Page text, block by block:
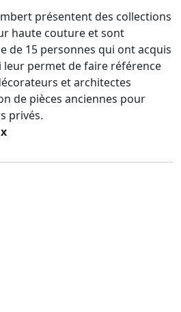
présentent des collections
haute couture et sont
de 15 personnes qui ont acquis
permet de faire référence
et architectes
de pièces anciennes pour
privés.